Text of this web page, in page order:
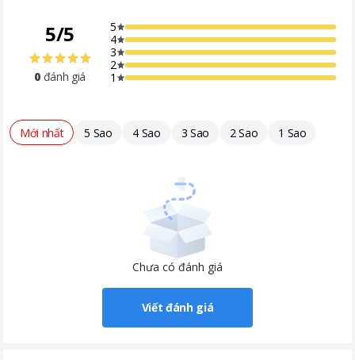
5/5
0 đánh giá
5
4
3
2
1
Mới nhất 5 Sao 4 Sao 3 Sao 2 Sao 1 Sao
Chưa có đánh giá
Viết đánh giá